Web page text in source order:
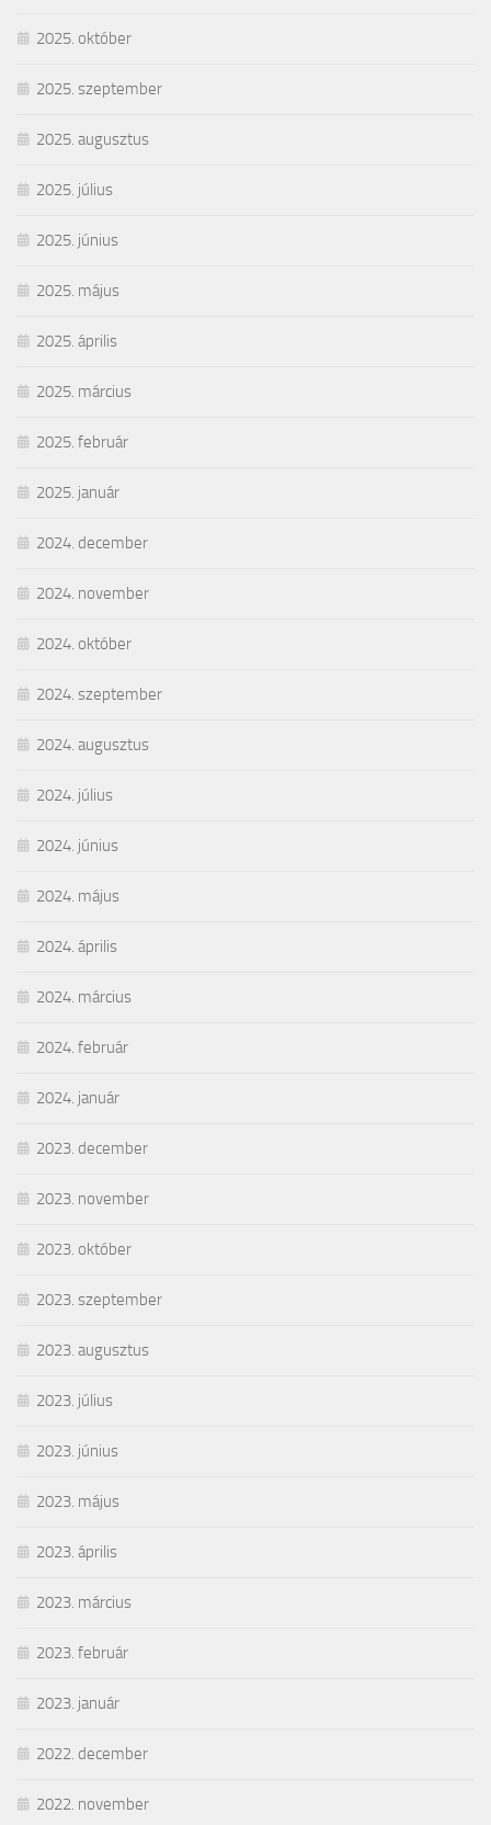
2025. október
2025. szeptember
2025. augusztus
2025. július
2025. június
2025. május
2025. április
2025. március
2025. február
2025. január
2024. december
2024. november
2024. október
2024. szeptember
2024. augusztus
2024. július
2024. június
2024. május
2024. április
2024. március
2024. február
2024. január
2023. december
2023. november
2023. október
2023. szeptember
2023. augusztus
2023. július
2023. június
2023. május
2023. április
2023. március
2023. február
2023. január
2022. december
2022. november